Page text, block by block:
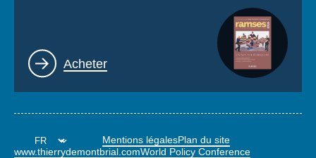
Lien
Acheter
Mentions légalesPlan du site
www.thierrydemontbrial.comWorld Policy Conference